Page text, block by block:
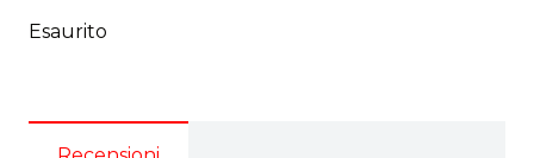
Esaurito